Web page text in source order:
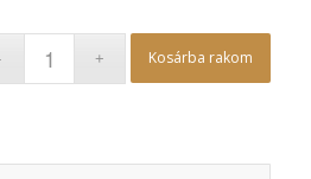
Kosárba rakom